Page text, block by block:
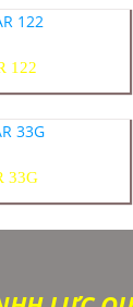
122
33G